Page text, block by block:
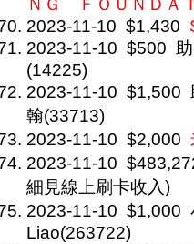
ＮＧ ＦＯＵＮＤ
2023-11-10 $1,430
2023-11-10 $500
(14225)
2023-11-10 $1,500
翰(33713)
2023-11-10 $2,000
2023-11-10
細見線上刷卡收入)
2023-11-10 $1,000
Liao(263722)